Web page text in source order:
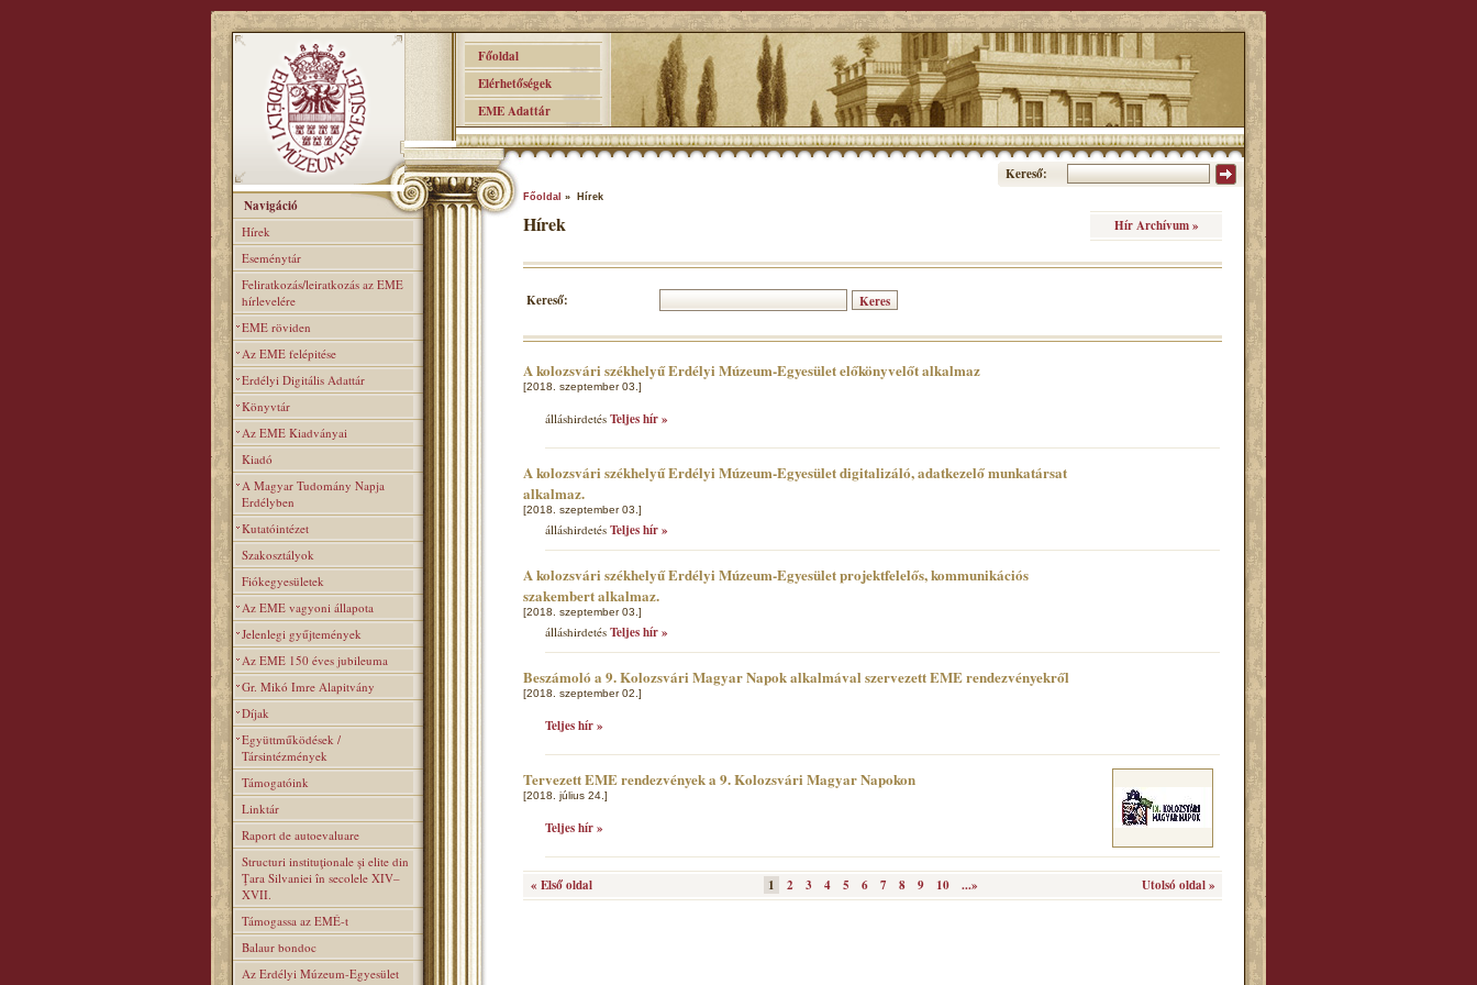
Főoldal
Elérhetőségek
EME Adattár
Kereső:
Navigáció
Hírek
Eseménytár
Feliratkozás/leiratkozás az EME
hírlevelére
EME röviden
Az EME felépitése
Erdélyi Digitális Adattár
Könyvtár
Az EME Kiadványai
Kiadó
A Magyar Tudomány Napja
Erdélyben
Kutatóintézet
Szakosztályok
Fiókegyesületek
Az EME vagyoni állapota
Jelenlegi gyűjtemények
Az EME 150 éves jubileuma
Gr. Mikó Imre Alapitvány
Díjak
Együttműködések /
Társintézmények
Támogatóink
Linktár
Raport de autoevaluare
Structuri instituţionale şi elite din
Ţara Silvaniei în secolele XIV–
XVII.
Támogassa az EMÉ-t
Balaur bondoc
Az Erdélyi Múzeum-Egyesület
Főoldal » Hírek
Hírek Hír Archívum »
Kereső:
A kolozsvári székhelyű Erdélyi Múzeum-Egyesület előkönyvelőt alkalmaz
[2018. szeptember 03.]
álláshirdetés Teljes hír »
A kolozsvári székhelyű Erdélyi Múzeum-Egyesület digitalizáló, adatkezelő munkatársat
alkalmaz.
[2018. szeptember 03.]
álláshirdetés Teljes hír »
A kolozsvári székhelyű Erdélyi Múzeum-Egyesület projektfelelős, kommunikációs
szakembert alkalmaz.
[2018. szeptember 03.]
álláshirdetés Teljes hír »
Beszámoló a 9. Kolozsvári Magyar Napok alkalmával szervezett EME rendezvényekről
[2018. szeptember 02.]
Teljes hír »
Tervezett EME rendezvények a 9. Kolozsvári Magyar Napokon
[2018. július 24.]
Teljes hír »
« Első oldal 1 2 3 4 5 6 7 8 9 10 ...» Utolsó oldal »